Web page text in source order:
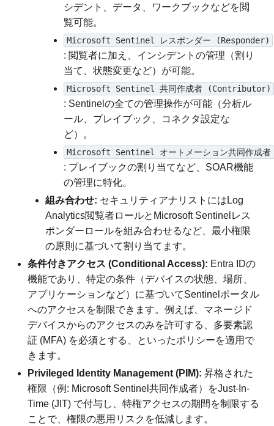
シデント、データ、ワークブックなどを閲
覧可能。
Microsoft Sentinel レスポンダー (Responder)
: 閲覧者に加え、インシデントの管理（割り
当て、状態変更など）が可能。
Microsoft Sentinel 共同作成者 (Contributor)
: Sentinelの全ての管理操作が可能（分析ル
ール、プレイブック、コネクタ設定な
ど）。
Microsoft Sentinel オートメーション共同作
: プレイブックの割り当てなど、SOAR機能
の管理に特化。
組み合わせ: セキュリティアナリストにはLog
Analytics閲覧者ロールとMicrosoft Sentinelレス
ポンダーロールを組み合わせるなど、最小権限
の原則に基づいて割り当てます。
条件付きアクセス (Conditional Access): Entra IDの
機能であり、特定の条件（デバイスの状態、場所、
アプリケーションなど）に基づいてSentinelポータル
へのアクセスを制限できます。例えば、マネージド
デバイスからのアクセスのみを許可する、多要素認
証 (MFA) を必須とする、といったポリシーを適用で
きます。
Privileged Identity Management (PIM): 昇格された
権限（例: Microsoft Sentinel共同作成者）をJust-In-
Time (JIT) で付与し、特権アクセスの期間を制限する
ことで、権限の悪用リスクを低減します。